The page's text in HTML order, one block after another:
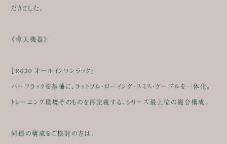
だきました。
《導入機器》
［R630 オールインワンラック］
ハーフラックを基軸に、ラットプル・ローイング・スミス・ケーブルを一体化。
トレーニング環境そのものを再定義する、シリーズ最上位の複合構成。
同様の構成をご検討の方は、